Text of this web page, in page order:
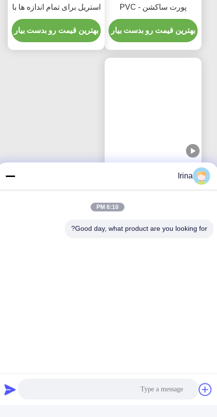
پورت ساکشن - PVC
شفاف بدون DEHP برای
پنج سال ضمانت کیفیت
بهترین قیمت رو بدست بیار
استریل برای تمام اندازه ها با
CE ISO
بهترین قیمت رو بدست بیار
مصرف تقویت شده با پورت
مکش میکرو نازک PU
بهترین قیمت رو بدست بیار
Irina
6:10 PM
Good day, what product are you looking for?